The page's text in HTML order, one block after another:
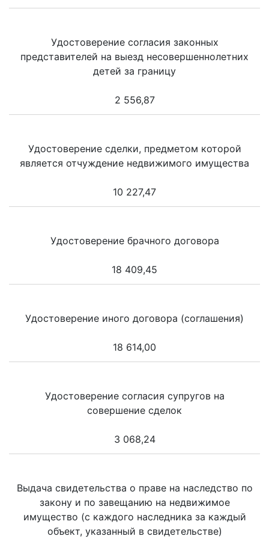
Удостоверение согласия законных
представителей на выезд несовершеннолетних
детей за границу
2 556,87
Удостоверение сделки, предметом которой
является отчуждение недвижимого имущества
10 227,47
Удостоверение брачного договора
18 409,45
Удостоверение иного договора (соглашения)
18 614,00
Удостоверение согласия супругов на
совершение сделок
3 068,24
Выдача свидетельства о праве на наследство по
закону и по завещанию на недвижимое
имущество (с каждого наследника за каждый
объект, указанный в свидетельстве)